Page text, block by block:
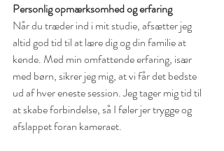
Personlig opmærksomhed og erfaring
Når du træder ind i mit studie, afsætter jeg
altid god tid til at lære dig og din familie at
kende. Med min omfattende erfaring, især
med børn, sikrer jeg mig, at vi får det bedste
ud af hver eneste session. Jeg tager mig tid til
at skabe forbindelse, så I føler jer trygge og
afslappet foran kameraet.